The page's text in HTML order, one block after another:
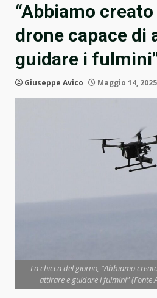
“Abbiamo
drone capace di
guidare i
Giuseppe Avico Maggio 14, 2025
La chicca del giorno, "Abbiamo
attirare e guidare i fulmini" (Fonte